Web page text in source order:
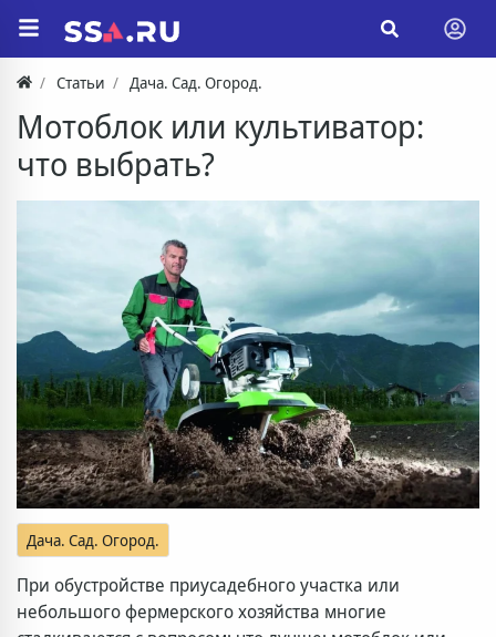
Статьи Дача. Сад. Огород.
Мотоблок или культиватор:
что выбрать?
Дача. Сад. Огород.
При обустройстве приусадебного участка или
небольшого фермерского хозяйства многие